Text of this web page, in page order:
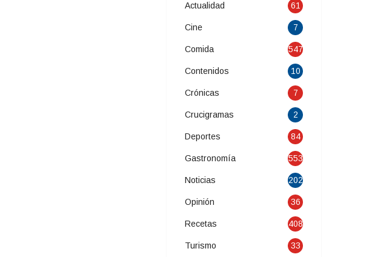
Actualidad 61
Cine 7
Comida 547
Contenidos 10
Crónicas 7
Crucigramas 2
Deportes 84
Gastronomía 553
Noticias 202
Opinión 36
Recetas 408
Turismo 33